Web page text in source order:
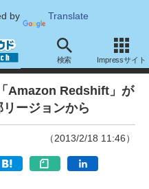
by Translate
検索 Impressサイト
Amazon Redshift」が
ージョンから
（2013/2/18 11:46）